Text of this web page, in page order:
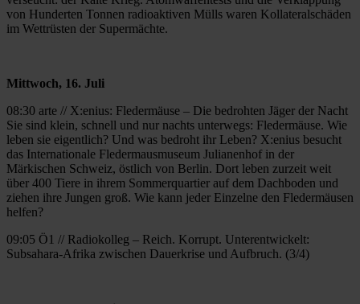
von Hunderten Tonnen radioaktiven Mülls waren Kollateralschäden
im Wettrüsten der Supermächte.
Mittwoch, 16. Juli
08:30 arte // X:enius: Fledermäuse – Die bedrohten Jäger der Nacht
Sie sind klein, schnell und nur nachts unterwegs: Fledermäuse. Wie
leben sie eigentlich? Und was bedroht ihr Leben? X:enius besucht
das Internationale Fledermausmuseum Julianenhof in der
Märkischen Schweiz, östlich von Berlin. Dort leben zurzeit weit
über 400 Tiere in ihrem Sommerquartier auf dem Dachboden und
ziehen ihre Jungen groß. Wie kann jeder Einzelne den Fledermäusen
helfen?
09:05 Ö1 // Radiokolleg – Reich. Korrupt. Unterentwickelt:
Subsahara-Afrika zwischen Dauerkrise und Aufbruch. (3/4)